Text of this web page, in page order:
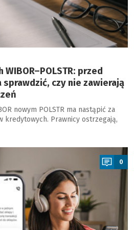
przed
czy nie zawierają
nowym POLSTR ma nastąpić za
kredytowych. Prawnicy ostrzegają,
0